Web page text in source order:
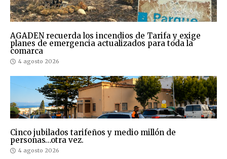
AGADEN recuerda los incendios de Tarifa y exige
planes de emergencia actualizados para toda la
comarca
4 agosto 2026
Cinco jubilados tarifeños y medio millón de
personas…otra vez.
4 agosto 2026